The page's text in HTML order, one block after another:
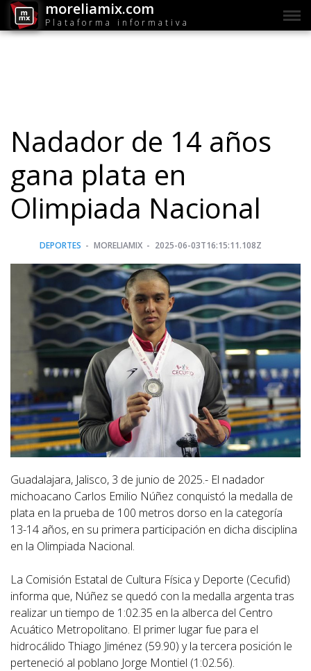
moreliamix.com
Plataforma informativa
Nadador de 14 años
gana plata en
Olimpiada Nacional
DEPORTES MORELIAMIX 2025-06-03T16:15:11.108Z
Guadalajara, Jalisco, 3 de junio de 2025.- El nadador
michoacano Carlos Emilio Núñez conquistó la medalla de
plata en la prueba de 100 metros dorso en la categoría
13-14 años, en su primera participación en dicha disciplina
en la Olimpiada Nacional.
La Comisión Estatal de Cultura Física y Deporte (Cecufid)
informa que, Núñez se quedó con la medalla argenta tras
realizar un tiempo de 1:02.35 en la alberca del Centro
Acuático Metropolitano. El primer lugar fue para el
hidrocálido Thiago Jiménez (59.90) y la tercera posición le
perteneció al poblano Jorge Montiel (1:02.56).